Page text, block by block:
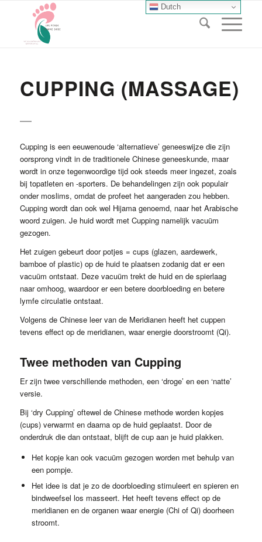
CUPPING (MASSAGE)
Cupping is een eeuwenoude ‘alternatieve’ geneeswijze die zijn
oorsprong vindt in de traditionele Chinese geneeskunde, maar
wordt in onze tegenwoordige tijd ook steeds meer ingezet, zoals
bij topatleten en -sporters. De behandelingen zijn ook populair
onder moslims, omdat de profeet het aangeraden zou hebben.
Cupping wordt dan ook wel Hijama genoemd, naar het Arabische
woord zuigen. Je huid wordt met Cupping namelijk vacuüm
gezogen.
Het zuigen gebeurt door potjes = cups (glazen, aardewerk,
bamboe of plastic) op de huid te plaatsen zodanig dat er een
vacuüm ontstaat. Deze vacuüm trekt de huid en de spierlaag
naar omhoog, waardoor er een betere doorbloeding en betere
lymfe circulatie ontstaat.
Volgens de Chinese leer van de Meridianen heeft het cuppen
tevens effect op de meridianen, waar energie doorstroomt (Qi).
Twee methoden van Cupping
Er zijn twee verschillende methoden, een ‘droge’ en een ‘natte’
versie.
Bij ‘dry Cupping’ oftewel de Chinese methode worden kopjes
(cups) verwarmt en daarna op de huid geplaatst. Door de
onderdruk die dan ontstaat, blijft de cup aan je huid plakken.
Het kopje kan ook vacuüm gezogen worden met behulp van
een pompje.
Het idee is dat je zo de doorbloeding stimuleert en spieren en
bindweefsel los masseert. Het heeft tevens effect op de
meridianen en de organen waar energie (Chi of Qi) doorheen
stroomt.
Dutch